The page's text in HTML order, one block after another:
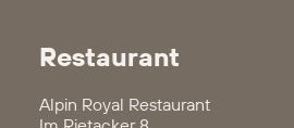
Restaurant
Alpin Royal Restaurant